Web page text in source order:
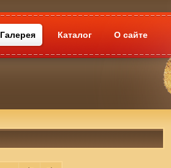
Галерея Каталог О сайте